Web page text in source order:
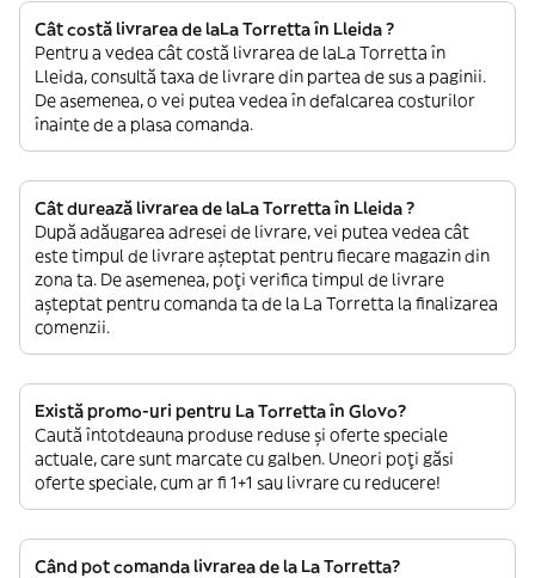
Cât costă livrarea de laLa Torretta în Lleida ?
Pentru a vedea cât costă livrarea de laLa Torretta în
Lleida, consultă taxa de livrare din partea de sus a paginii.
De asemenea, o vei putea vedea în defalcarea costurilor
înainte de a plasa comanda.
Cât durează livrarea de laLa Torretta în Lleida ?
După adăugarea adresei de livrare, vei putea vedea cât
este timpul de livrare așteptat pentru fiecare magazin din
zona ta. De asemenea, poți verifica timpul de livrare
așteptat pentru comanda ta de la La Torretta la finalizarea
comenzii.
Există promo-uri pentru La Torretta în Glovo?
Caută întotdeauna produse reduse și oferte speciale
actuale, care sunt marcate cu galben. Uneori poți găsi
oferte speciale, cum ar fi 1+1 sau livrare cu reducere!
Când pot comanda livrarea de la La Torretta?